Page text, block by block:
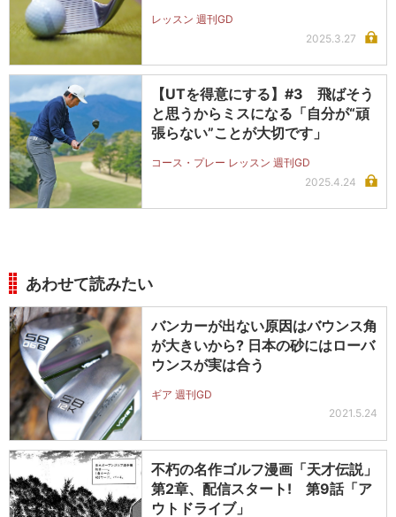
レッスン 週刊GD
2025.3.27
【UTを得意にする】#3 飛ばそう
と思うからミスになる「自分が“頑
張らない”ことが大切です」
コース・プレー レッスン 週刊GD
2025.4.24
あわせて読みたい
バンカーが出ない原因はバウンス角
が大きいから? 日本の砂にはローバ
ウンスが実は合う
ギア 週刊GD
2021.5.24
不朽の名作ゴルフ漫画「天才伝説」
第2章、配信スタート! 第9話「ア
ウトドライブ」